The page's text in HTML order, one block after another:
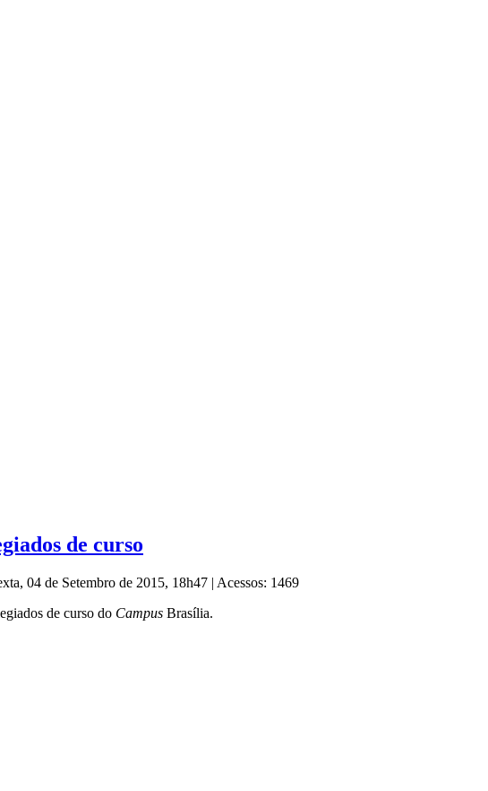
de curso
04 de Setembro de 2015, 18h47 | Acessos: 1469
de curso do Campus Brasília.